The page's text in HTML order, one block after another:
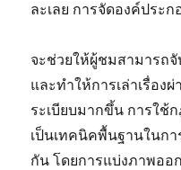
ละเลย การจัดองค์ประ
จะช่วยให้ผู้ชมสามารถ
และทำให้การเล่าเรื่อง
ระเบียบมากขึ้น การใ
เป็นเทคนิคพื้นฐานในก
กัน โดยการแบ่งภาพอ